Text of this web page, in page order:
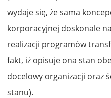
wydaje się, że sama
korporacyjnej doskonale
realizacji programów
fakt, iż opisuje ona stan
docelowy organizacji oraz
stanu).